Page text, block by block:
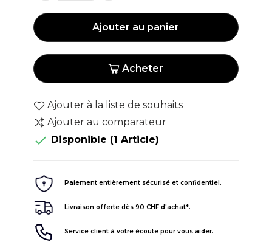
Ajouter au panier
Acheter
Ajouter à la liste de souhaits
Ajouter au comparateur
 Disponible (1 Article)
Paiement entièrement sécurisé et confidentiel.
Livraison offerte dès 90 CHF d'achat*.
Service client à votre écoute pour vous aider.